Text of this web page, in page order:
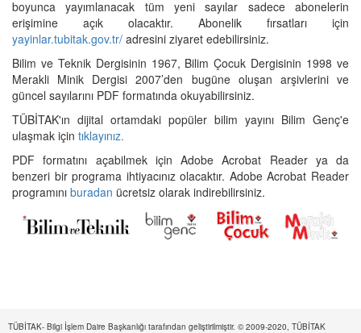
boyunca yayımlanacak tüm yeni sayılar sadece abonelerin
erişimine açık olacaktır. Abonelik fırsatları için
yayinlar.tubitak.gov.tr/ adresini ziyaret edebilirsiniz.
Bilim ve Teknik Dergisinin 1967, Bilim Çocuk Dergisinin 1998 ve
Merakli Minik Dergisi 2007’den bugüne oluşan arşivlerini ve
güncel sayılarını PDF formatında okuyabilirsiniz.
TÜBİTAK'ın dijital ortamdaki popüler bilim yayını Bilim Genç'e
ulaşmak için tıklayınız.
PDF formatını açabilmek için Adobe Acrobat Reader ya da
benzeri bir programa ihtiyacınız olacaktır. Adobe Acrobat Reader
programını buradan ücretsiz olarak indirebilirsiniz.
TÜBİTAK- Bilgi İşlem Daire Başkanlığı tarafından geliştirilmiştir. © 2009-2020, TÜBİTAK